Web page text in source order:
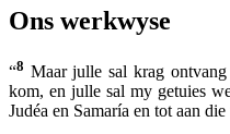
Ons werkwyse
“8 Maar julle sal krag
kom, en julle sal my getuies
Judéa en Samaría en tot aan